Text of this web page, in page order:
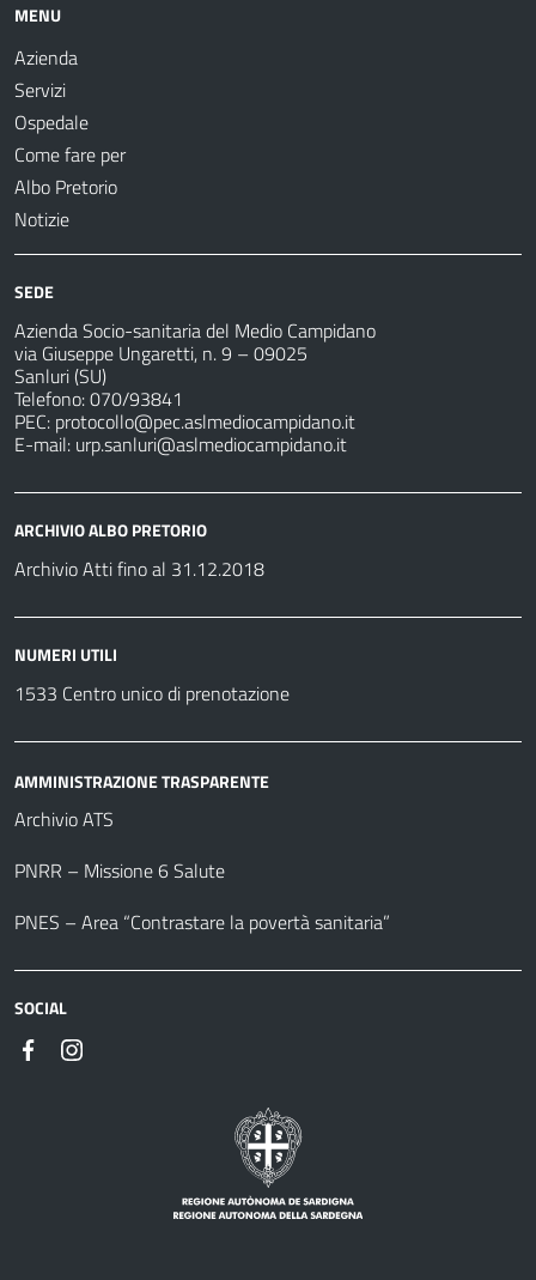
MENU
Azienda
Servizi
Ospedale
Come fare per
Albo Pretorio
Notizie
SEDE
Azienda Socio-sanitaria del Medio Campidano
via Giuseppe Ungaretti, n. 9 – 09025
Sanluri (SU)
Telefono: 070/93841
PEC: protocollo@pec.aslmediocampidano.it
E-mail: urp.sanluri@aslmediocampidano.it
ARCHIVIO ALBO PRETORIO
Archivio Atti fino al 31.12.2018
NUMERI UTILI
1533 Centro unico di prenotazione
AMMINISTRAZIONE TRASPARENTE
Archivio ATS
PNRR – Missione 6 Salute
PNES – Area “Contrastare la povertà sanitaria”
SOCIAL